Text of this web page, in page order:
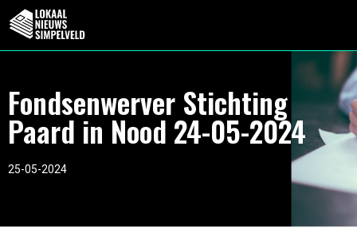
Fondsenwerver Stichting
Paard in Nood 24-05-2024
25-05-2024